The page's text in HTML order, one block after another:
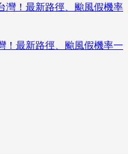
！最新路徑、颱風假機率一